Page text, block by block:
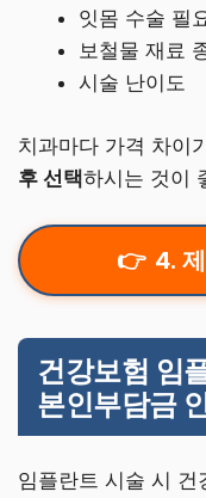
잇몸 수술 필
보철물 재료
시술 난이도
치과마다 가격 차이
후 선택하시는 것이
4.
건강보험 임
본인부담금
임플란트 시술 시 건